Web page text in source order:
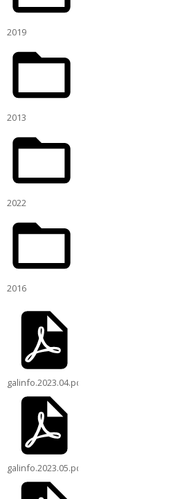
2019
2013
2022
2016
galinfo.2023.04.pdf
galinfo.2023.05.pdf